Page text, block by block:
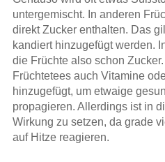
untergemischt. In anderen
direkt Zucker enthalten. Das
kandiert hinzugefügt werden.
die Früchte also schon
Früchtetees auch Vitamine
hinzugefügt, um etwaige
propagieren. Allerdings ist in
Wirkung zu setzen, da grade
auf Hitze reagieren.